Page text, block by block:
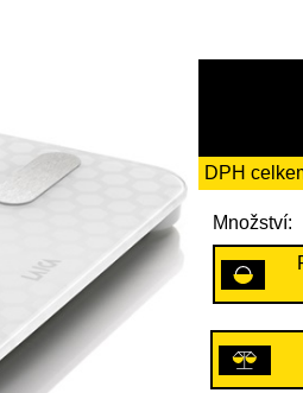
DPH
Množství: